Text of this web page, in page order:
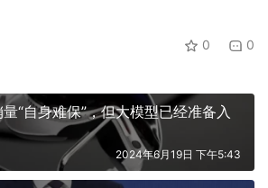
0 0
“自身难保”，但大模型已经准备入
2024年6月19日 下午5:43